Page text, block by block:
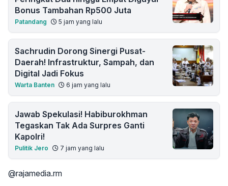
Bonus Tambahan Rp500 Juta
Patandang 5 jam yang lalu
Sachrudin Dorong Sinergi Pusat-
Daerah! Infrastruktur, Sampah, dan
Digital Jadi Fokus
Warta Banten 6 jam yang lalu
Jawab Spekulasi! Habiburokhman
Tegaskan Tak Ada Surpres Ganti
Kapolri!
Pulitik Jero 7 jam yang lalu
@rajamedia.rm